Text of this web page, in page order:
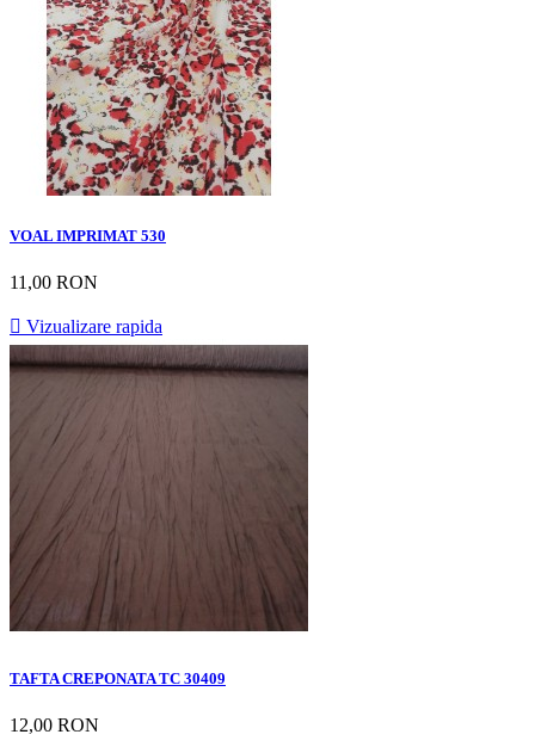
VOAL IMPRIMAT 530
11,00 RON
 Vizualizare rapida
TAFTA CREPONATA TC 30409
12,00 RON